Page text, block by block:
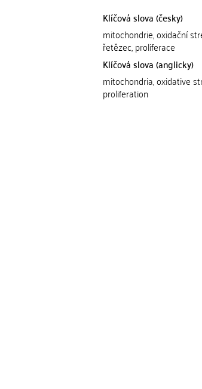
Klíčová slova (česky)
mitochondrie, oxidační
řetězec, proliferace
Klíčová slova (anglicky)
mitochondria, oxidative
proliferation